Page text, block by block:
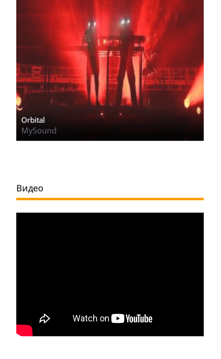
Orbital
MySound
Видео